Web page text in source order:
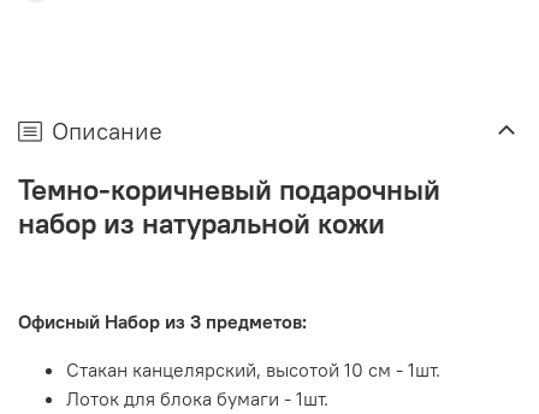
Описание
Темно-коричневый подарочный
набор из натуральной кожи
Офисный Набор из 3 предметов:
Стакан канцелярский, высотой 10 см - 1шт.
Лоток для блока бумаги - 1шт.